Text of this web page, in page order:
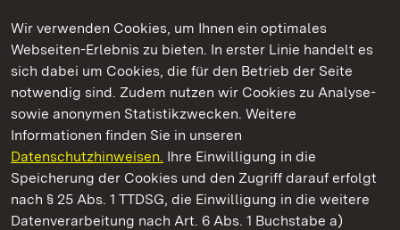
Wir verwenden Cookies, um Ihnen ein optimales
Webseiten-Erlebnis zu bieten. In erster Linie handelt es
sich dabei um Cookies, die für den Betrieb der Seite
notwendig sind. Zudem nutzen wir Cookies zu Analyse-
sowie anonymen Statistikzwecken. Weitere
Informationen finden Sie in unseren
Datenschutzhinweisen. Ihre Einwilligung in die
Speicherung der Cookies und den Zugriff darauf erfolgt
nach § 25 Abs. 1 TTDSG, die Einwilligung in die weitere
Datenverarbeitung nach Art. 6 Abs. 1 Buchstabe a)
Kommen. Staunen. Genießen.
Schloss und Schlossgarten Schwetzingen
Staatliche Schlösser und Gärten Baden-Württemberg